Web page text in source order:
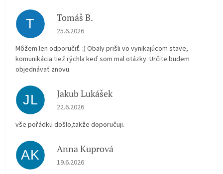
T Tomáš B.
Hodnocení obchodu je 5 z 5 hvězdiček.
25.6.2026
Môžem len odporučiť. :) Obaly prišli vo vynikajúcom stave,
komunikácia tiež rýchla keď som mal otázky. Určite budem
objednávať znovu.
JL Jakub Lukášek
Hodnocení obchodu je 5 z 5 hvězdiček.
22.6.2026
vše pořádku došlo,takže doporučuji.
AK Anna Kuprová
Hodnocení obchodu je 5 z 5 hvězdiček.
19.6.2026